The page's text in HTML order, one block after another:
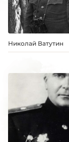
Николай Ватутин